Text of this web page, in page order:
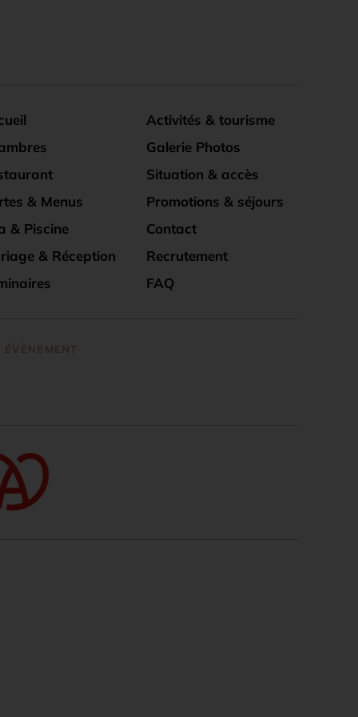
& Menus
& Piscine
& Réception
Activités & tourisme
Galerie Photos
Situation & accès
Promotions & séjours
Contact
Recrutement
FAQ
ÉVÈNEMENT